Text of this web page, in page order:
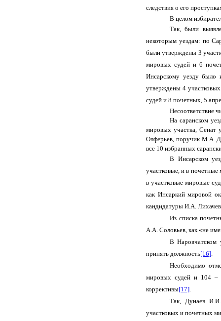
следствия о его
В целом
Так, были
некоторым уездам: по
были утверждены 3
мировых судей и 6
Инсарскому уезду
утверждены 4
судей и 8 почетных, 5
Несоответствие
На саранском
мировых участка, Сенат
Олферьев, поручик М.А.
все 10 избранных
В Инсарском
участковые, и в почетные
в участковые мировые
как Инсаркий мировой
кандидатуры И.А.
Из списка
А.А. Соловьев, как «не
В Наровчатском
принять должность[16].
Необходимо
мировых судей и 104 –
коррективы[17].
Так, Дунаев
участковых и почетных